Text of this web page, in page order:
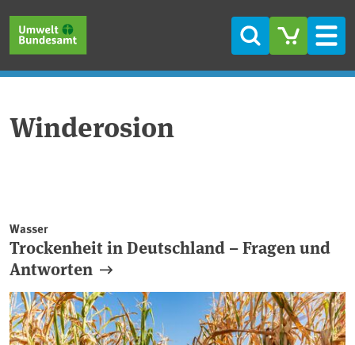
Suche
Winderosion
Wasser
Trockenheit in Deutschland – Fragen und
Antworten